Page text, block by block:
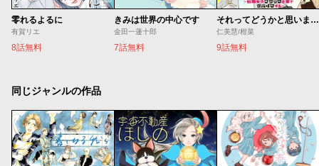
零れるよるに
有賀リエ
8話無料
きみは世界の中心です
金田一蓮十郎
7話無料
それってどうかと思います！～転職女子、ブラック企業でサバイブする。～
仁美慧/柑菜
9話無料
同じジャンルの作品